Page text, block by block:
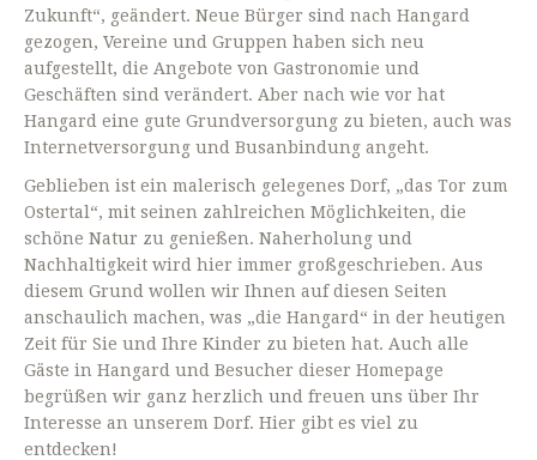
Zukunft“, geändert. Neue Bürger sind nach Hangard
gezogen, Vereine und Gruppen haben sich neu
aufgestellt, die Angebote von Gastronomie und
Geschäften sind verändert. Aber nach wie vor hat
Hangard eine gute Grundversorgung zu bieten, auch was
Internetversorgung und Busanbindung angeht.
Geblieben ist ein malerisch gelegenes Dorf, „das Tor zum
Ostertal“, mit seinen zahlreichen Möglichkeiten, die
schöne Natur zu genießen. Naherholung und
Nachhaltigkeit wird hier immer großgeschrieben. Aus
diesem Grund wollen wir Ihnen auf diesen Seiten
anschaulich machen, was „die Hangard“ in der heutigen
Zeit für Sie und Ihre Kinder zu bieten hat. Auch alle
Gäste in Hangard und Besucher dieser Homepage
begrüßen wir ganz herzlich und freuen uns über Ihr
Interesse an unserem Dorf. Hier gibt es viel zu
entdecken!